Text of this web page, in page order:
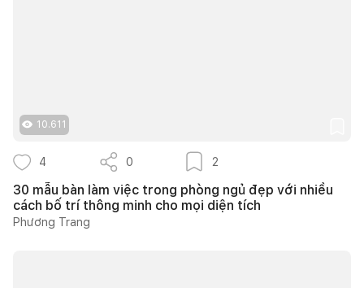
10.611
4 0 2
30 mẫu bàn làm việc trong phòng ngủ đẹp với nhiều
cách bố trí thông minh cho mọi diện tích
Phương Trang